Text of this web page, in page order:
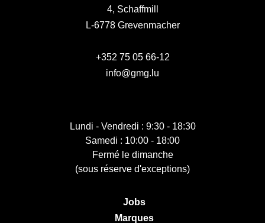
4, Schaffmill
L-6778 Grevenmacher
+352 75 05 66-12
info@gmg.lu
Lundi - Vendredi : 9:30 - 18:30
Samedi : 10:00 - 18:00
Fermé le dimanche
(sous réserve d'exceptions)
Jobs
Marques